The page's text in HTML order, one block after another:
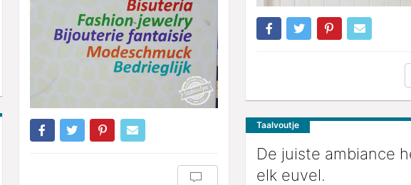
Taalvoutje
De juiste ambiance
elk euvel.